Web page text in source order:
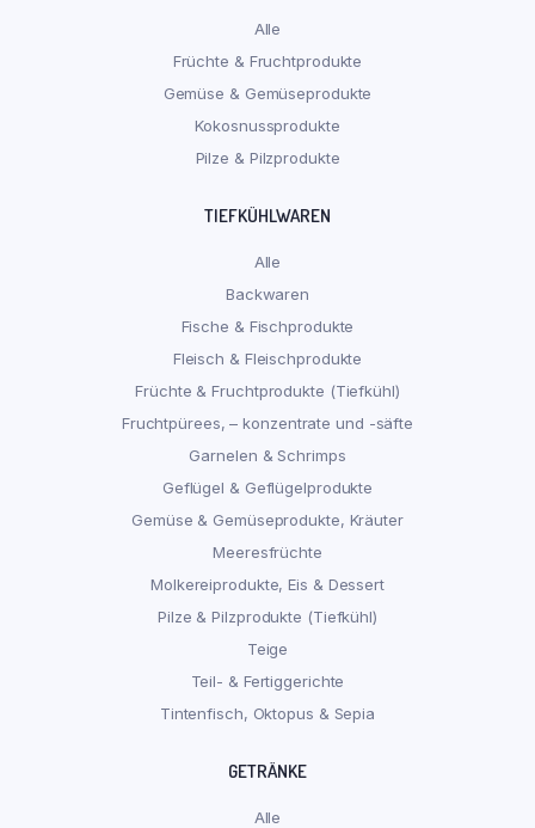
Alle
Früchte & Fruchtprodukte
Gemüse & Gemüseprodukte
Kokosnussprodukte
Pilze & Pilzprodukte
TIEFKÜHLWAREN
Alle
Backwaren
Fische & Fischprodukte
Fleisch & Fleischprodukte
Früchte & Fruchtprodukte (Tiefkühl)
Fruchtpürees, – konzentrate und -säfte
Garnelen & Schrimps
Geflügel & Geflügelprodukte
Gemüse & Gemüseprodukte, Kräuter
Meeresfrüchte
Molkereiprodukte, Eis & Dessert
Pilze & Pilzprodukte (Tiefkühl)
Teige
Teil- & Fertiggerichte
Tintenfisch, Oktopus & Sepia
GETRÄNKE
Alle